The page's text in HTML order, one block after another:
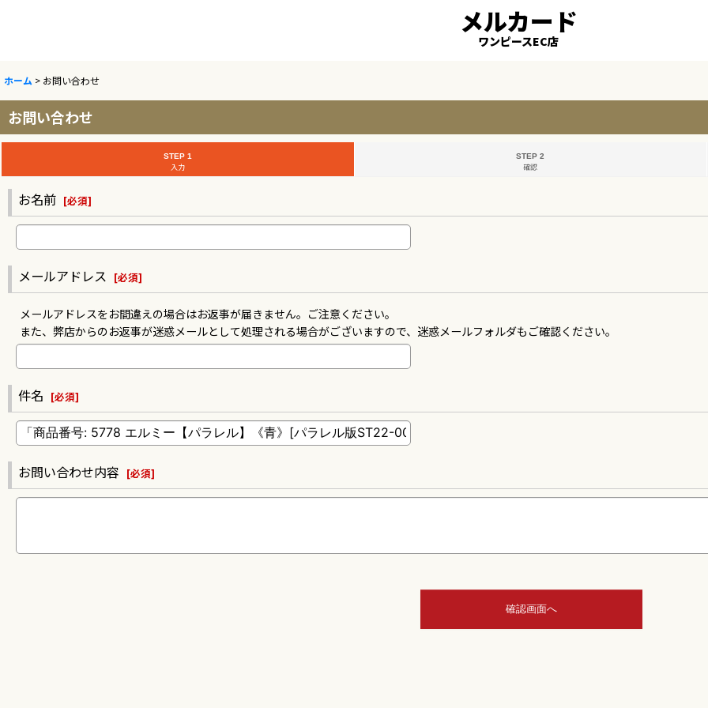
メルカード
ワンピースEC店
ホーム > お問い合わせ
お問い合わせ
STEP 1
入力
STEP 2
確認
お名前 [必須]
メールアドレス [必須]
メールアドレスをお間違えの場合はお返事が届きません。ご注意ください。
また、弊店からのお返事が迷惑メールとして処理される場合がございますので、迷惑メールフォルダもご確認ください。
件名 [必須]
お問い合わせ内容 [必須]
確認画面へ